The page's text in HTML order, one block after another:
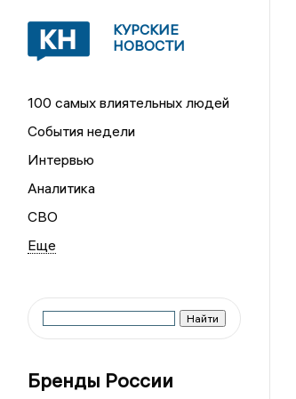
КУРСКИЕ
НОВОСТИ
100 самых влиятельных людей
События недели
Интервью
Аналитика
СВО
Бренды России